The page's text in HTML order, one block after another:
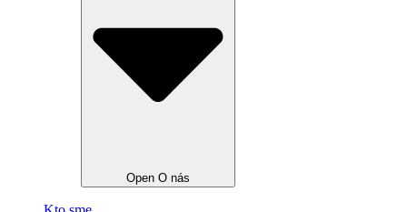
Open O nás